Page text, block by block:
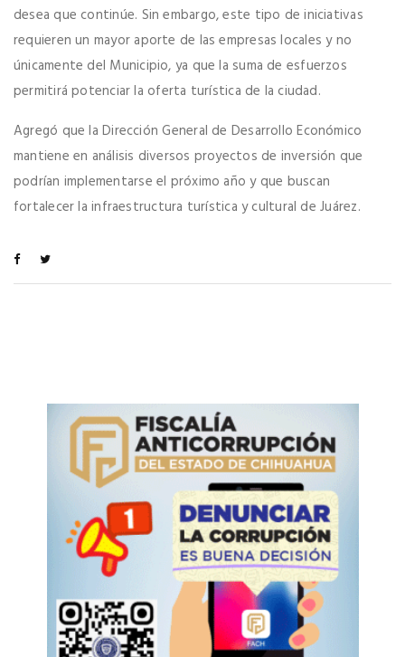
desea que continúe. Sin embargo, este tipo de iniciativas
requieren un mayor aporte de las empresas locales y no
únicamente del Municipio, ya que la suma de esfuerzos
permitirá potenciar la oferta turística de la ciudad.
Agregó que la Dirección General de Desarrollo Económico
mantiene en análisis diversos proyectos de inversión que
podrían implementarse el próximo año y que buscan
fortalecer la infraestructura turística y cultural de Juárez.